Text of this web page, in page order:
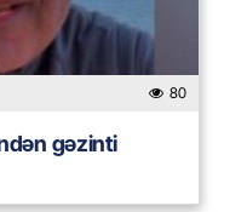
80
gəzinti